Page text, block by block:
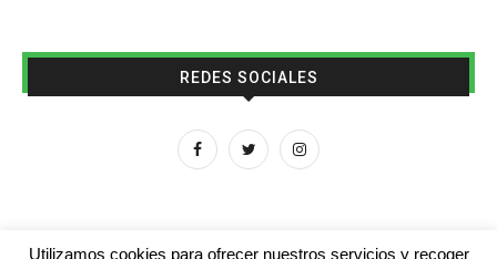
REDES SOCIALES
Utilizamos cookies para ofrecer nuestros servicios y recoger